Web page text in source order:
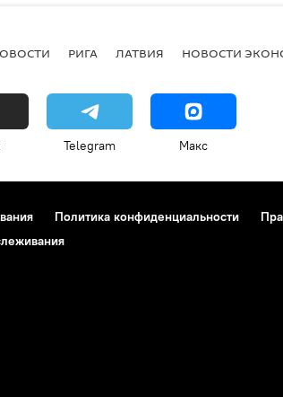
РИГА ЛАТВИЯ НОВОСТИ
Telegram Макс
Политика конфиденциальности